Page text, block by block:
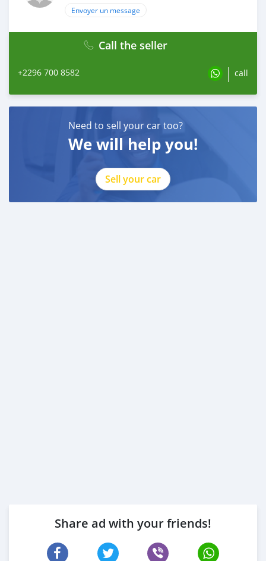
Envoyer un message
Call the seller
+2296 700 8582 call
Need to sell your car too?
We will help you!
Sell your car
Share ad with your friends!